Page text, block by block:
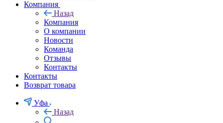
Компания
Назад
Компания
О компании
Новости
Команда
Отзывы
Контакты
Контакты
Возврат товара
Уфа
Назад